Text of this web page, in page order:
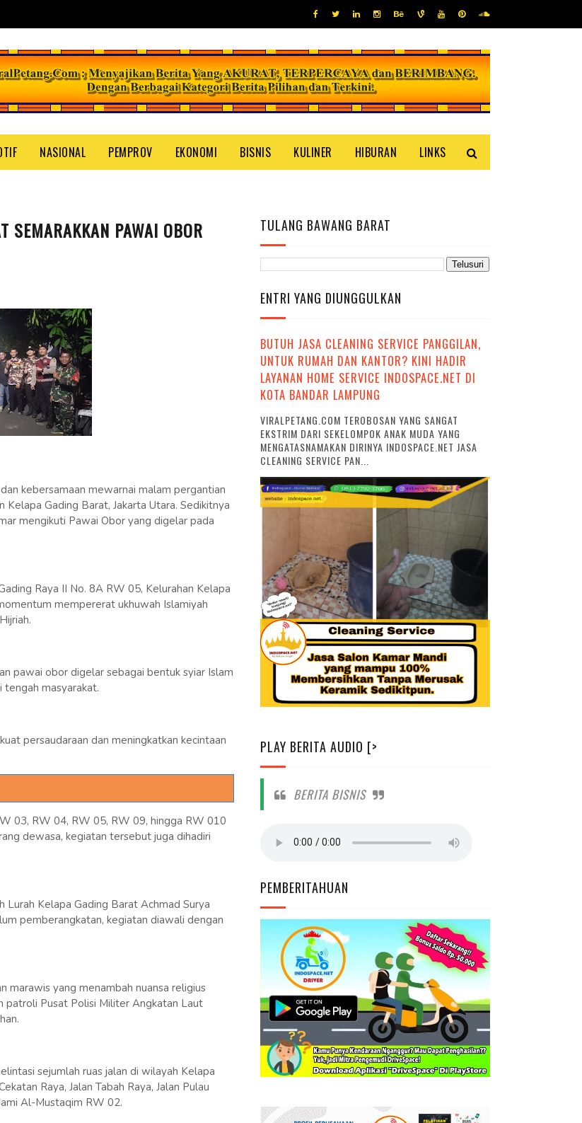
NASIONAL PEMPROV EKONOMI BISNIS KULINER HIBURAN LINKS
SEMARAKKAN PAWAI OBOR
kebersamaan mewarnai malam pergantian
Gading Barat, Jakarta Utara. Sedikitnya
mengikuti Pawai Obor yang digelar pada
Raya II No. 8A RW 05, Kelurahan Kelapa
mempererat ukhuwah Islamiyah
pawai obor digelar sebagai bentuk syiar Islam
tengah masyarakat.
persaudaraan dan meningkatkan kecintaan
03, RW 04, RW 05, RW 09, hingga RW 010
dewasa, kegiatan tersebut juga dihadiri
Kelapa Gading Barat Achmad Surya
pemberangkatan, kegiatan diawali dengan
marawis yang menambah nuansa religius
patroli Pusat Polisi Militer Angkatan Laut
sejumlah ruas jalan di wilayah Kelapa
Raya, Jalan Tabah Raya, Jalan Pulau
Al-Mustaqim RW 02.
TULANG BAWANG BARAT
ENTRI YANG DIUNGGULKAN
BUTUH JASA CLEANING SERVICE PANGGILAN,
UNTUK RUMAH DAN KANTOR? KINI HADIR
LAYANAN HOME SERVICE INDOSPACE.NET DI
KOTA BANDAR LAMPUNG
VIRALPETANG.COM TEROBOSAN YANG SANGAT
EKSTRIM DARI SEKELOMPOK ANAK MUDA YANG
MENGATASNAMAKAN DIRINYA INDOSPACE.NET JASA
CLEANING SERVICE PAN...
PLAY BERITA AUDIO [>
BERITA BISNIS
PEMBERITAHUAN